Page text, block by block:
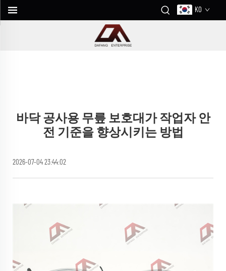
KO
바닥 공사용 무릎 보호대가 작업자 안
전 기준을 향상시키는 방법
2026-07-04 23:44:02